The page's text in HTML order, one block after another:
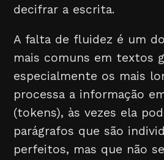
decifrar a escrita.
A falta de fluidez é um
mais comuns em textos
especialmente os mais
processa a informação
(tokens), às vezes ela
parágrafos que são
perfeitos, mas que não